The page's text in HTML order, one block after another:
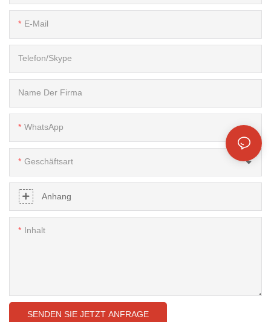
E-Mail
Telefon/Skype
Name Der Firma
WhatsApp
Geschäftsart
Anhang
Inhalt
SENDEN SIE JETZT ANFRAGE